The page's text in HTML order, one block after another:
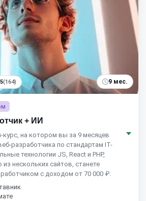
(164) 9 мес.
+ ИИ
курс, на котором вы за 9 месяцев
разработчика по стандартам IT-
технологии JS, React и PHP,
нескольких сайтов, станете
с доходом от 70 000 ₽.